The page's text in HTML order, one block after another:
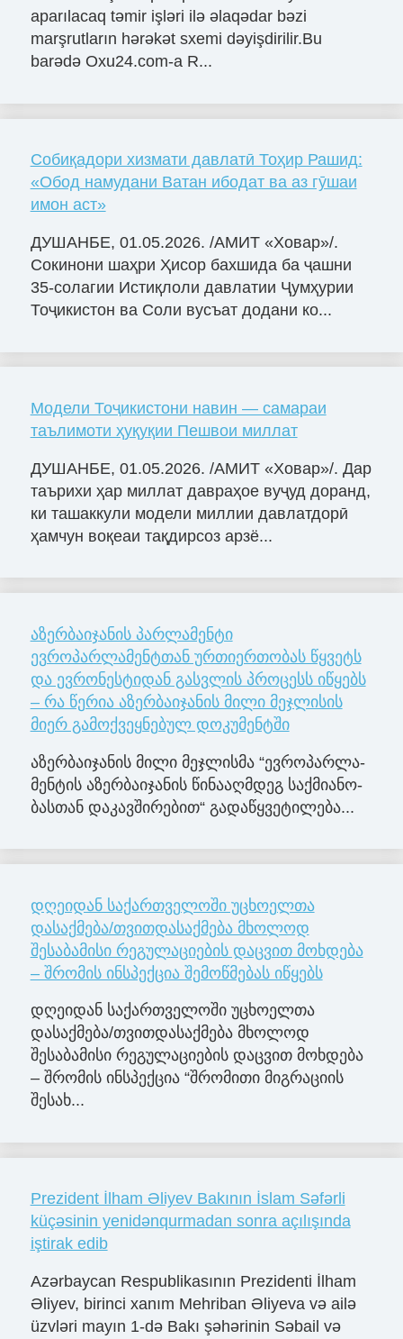
aparılacaq təmir işləri ilə əlaqədar bəzi
marşrutların hərəkət sxemi dəyişdirilir.Bu
barədə Oxu24.com-a R...
Собиқадори хизмати давлатӣ Тоҳир Рашид:
«Обод намудани Ватан ибодат ва аз гӯшаи
имон аст»
ДУШАНБЕ, 01.05.2026. /АМИТ «Ховар»/.
Сокинони шаҳри Ҳисор бахшида ба ҷашни
35-солагии Истиқлоли давлатии Ҷумҳурии
Тоҷикистон ва Соли вусъат додани ко...
Модели Тоҷикистони навин — самараи
таълимоти ҳуқуқии Пешвои миллат
ДУШАНБЕ, 01.05.2026. /АМИТ «Ховар»/. Дар
таърихи ҳар миллат давраҳое вуҷуд доранд,
ки ташаккули модели миллии давлатдорӣ
ҳамчун воқеаи тақдирсоз арзё...
აზერბაიჯანის პარლამენტი
ევროპარლამენტთან ურთიერთობას წყვეტს
და ევრონესტიდან გასვლის პროცესს იწყებს
– რა წერია აზერბაიჯანის მილი მეჯლისის
მიერ გამოქვეყნებულ დოკუმენტში
აზერ­ბა­ი­ჯა­ნის მილი მე­ჯლის­მა “ევ­რო­პარ­ლა­
მენ­ტის აზერ­ბა­ი­ჯა­ნის წი­ნა­აღ­მდეგ საქ­მი­ა­ნო­
ბას­თან და­კავ­ში­რე­ბით“ გა­და­წყვე­ტი­ლე­ბა...
დღეიდან საქართველოში უცხოელთა
დასაქმება/თვითდასაქმება მხოლოდ
შესაბამისი რეგულაციების დაცვით მოხდება
– შრომის ინსპექცია შემოწმებას იწყებს
დღეიდან საქართველოში უცხოელთა
დასაქმება/თვითდასაქმება მხოლოდ
შესაბამისი რეგულაციების დაცვით მოხდება
– შრომის ინსპექცია “შრომითი მიგრაციის
შესახ...
Prezident İlham Əliyev Bakının İslam Səfərli
küçəsinin yenidənqurmadan sonra açılışında
iştirak edib
Azərbaycan Respublikasının Prezidenti İlham
Əliyev, birinci xanım Mehriban Əliyeva və ailə
üzvləri mayın 1-də Bakı şəhərinin Səbail və